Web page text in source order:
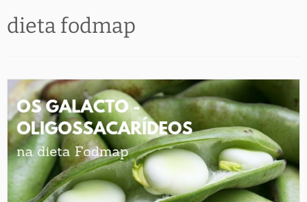
to
content
dieta fodmap